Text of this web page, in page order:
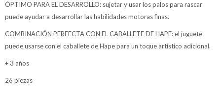
ÓPTIMO PARA EL DESARROLLO: sujetar y usar los palos para rascar
puede ayudar a desarrollar las habilidades motoras finas.
COMBINACIÓN PERFECTA CON EL CABALLETE DE HAPE: el juguete
puede usarse con el caballete de Hape para un toque artístico adicional.
+ 3 años
26 piezas